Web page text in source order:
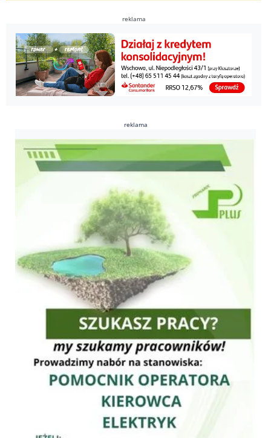
reklama
reklama